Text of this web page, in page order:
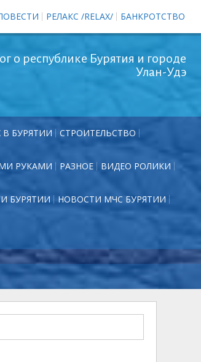
РЕЛАКС /RELAX/ БАНКРОТСТВО
о республике Бурятия и городе
Улан-Удэ
БУРЯТИИ СТРОИТЕЛЬСТВО
РУКАМИ РАЗНОЕ ВИДЕО РОЛИКИ
БУРЯТИИ НОВОСТИ МЧС БУРЯТИИ